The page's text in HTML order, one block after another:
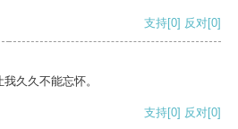
支持[0] 反对[0]
久久不能忘怀。
支持[0] 反对[0]